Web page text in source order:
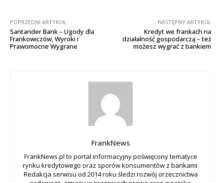
POPRZEDNI ARTYKUŁ
Santander Bank – Ugody dla
Frankowiczów, Wyroki i
Prawomocne Wygrane
NASTĘPNY ARTYKUŁ
Kredyt we frankach na
działalność gospodarczą – też
możesz wygrać z bankiem
FrankNews
FrankNews.pl to portal informacyjny poświęcony tematyce
rynku kredytowego oraz sporów konsumentów z bankami.
Redakcja serwisu od 2014 roku śledzi rozwój orzecznictwa